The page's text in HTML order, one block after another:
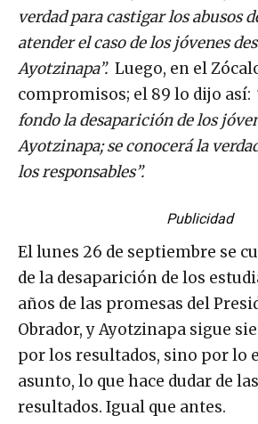
verdad para castigar los abusos
atender el caso de los jóvenes
Ayotzinapa”. Luego, en el
compromisos; el 89 lo dijo así:
fondo la desaparición de los
Ayotzinapa; se conocerá la
los responsables”.
Publicidad
El lunes 26 de septiembre se
de la desaparición de los
años de las promesas del
Obrador, y Ayotzinapa sigue
por los resultados, sino por lo
asunto, lo que hace dudar de
resultados. Igual que antes.